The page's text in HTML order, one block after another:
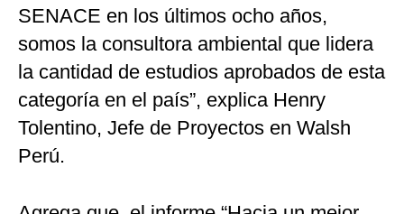
SENACE en los últimos ocho años,
somos la consultora ambiental que lidera
la cantidad de estudios aprobados de esta
categoría en el país”, explica Henry
Tolentino, Jefe de Proyectos en Walsh
Perú.